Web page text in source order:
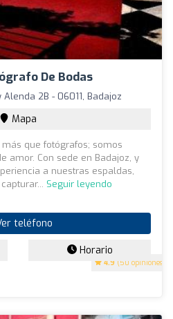
De Bodas
4.9 (50 opiniones)
2B - 06011, Badajoz
Mapa
que fotógrafos; somos
amor. Con sede en Badajoz, y
a nuestras espaldas,
Seguir leyendo
teléfono
Horario